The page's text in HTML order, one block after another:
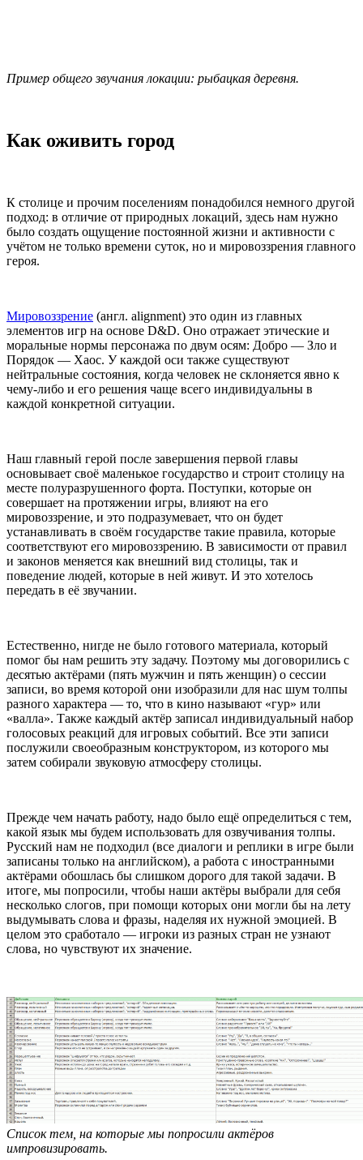
Пример общего звучания локации: рыбацкая деревня.
Как оживить город
К столице и прочим поселениям понадобился немного другой
подход: в отличие от природных локаций, здесь нам нужно
было создать ощущение постоянной жизни и активности с
учётом не только времени суток, но и мировоззрения главного
героя.
Мировоззрение (англ. alignment) это один из главных
элементов игр на основе D&D. Оно отражает этические и
моральные нормы персонажа по двум осям: Добро — Зло и
Порядок — Хаос. У каждой оси также существуют
нейтральные состояния, когда человек не склоняется явно к
чему-либо и его решения чаще всего индивидуальны в
каждой конкретной ситуации.
Наш главный герой после завершения первой главы
основывает своё маленькое государство и строит столицу на
месте полуразрушенного форта. Поступки, которые он
совершает на протяжении игры, влияют на его
мировоззрение, и это подразумевает, что он будет
устанавливать в своём государстве такие правила, которые
соответствуют его мировоззрению. В зависимости от правил
и законов меняется как внешний вид столицы, так и
поведение людей, которые в ней живут. И это хотелось
передать в её звучании.
Естественно, нигде не было готового материала, который
помог бы нам решить эту задачу. Поэтому мы договорились с
десятью актёрами (пять мужчин и пять женщин) о сессии
записи, во время которой они изобразили для нас шум толпы
разного характера — то, что в кино называют «гур» или
«валла». Также каждый актёр записал индивидуальный набор
голосовых реакций для игровых событий. Все эти записи
послужили своеобразным конструктором, из которого мы
затем собирали звуковую атмосферу столицы.
Прежде чем начать работу, надо было ещё определиться с тем,
какой язык мы будем использовать для озвучивания толпы.
Русский нам не подходил (все диалоги и реплики в игре были
записаны только на английском), а работа с иностранными
актёрами обошлась бы слишком дорого для такой задачи. В
итоге, мы попросили, чтобы наши актёры выбрали для себя
несколько слогов, при помощи которых они могли бы на лету
выдумывать слова и фразы, наделяя их нужной эмоцией. В
целом это сработало — игроки из разных стран не узнают
слова, но чувствуют их значение.
Список тем, на которые мы попросили актёров
импровизировать.